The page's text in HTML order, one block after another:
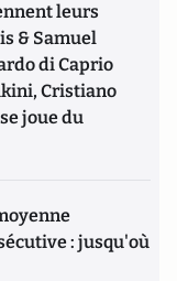
leurs
& Samuel
di Caprio
Cristiano
joue du
: jusqu'où